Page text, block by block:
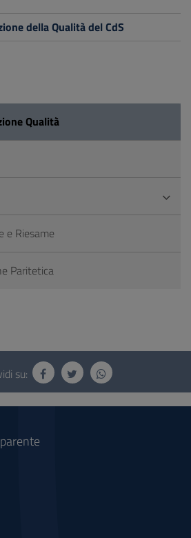
della Qualità del CdS
Qualità
e Riesame
Paritetica
su: